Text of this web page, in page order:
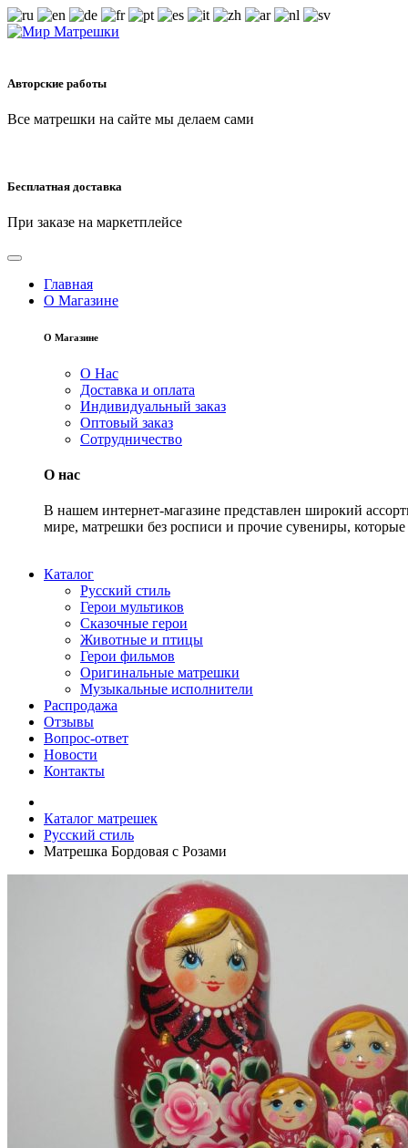
Авторские работы
Все матрешки на сайте мы делаем сами
Бесплатная доставка
При заказе на маркетплейсе
Главная
О Магазине
О Магазине
О Нас
Доставка и оплата
Индивидуальный заказ
Оптовый заказ
Сотрудничество
О нас
В нашем интернет-магазине представлен широкий
мире, матрешки без росписи и прочие сувениры,
Каталог
Русский стиль
Герои мультиков
Сказочные герои
Животные и птицы
Герои фильмов
Оригинальные матрешки
Музыкальные исполнители
Распродажа
Отзывы
Вопрос-ответ
Новости
Контакты
Каталог матрешек
Русский стиль
Матрешка Бордовая с Розами